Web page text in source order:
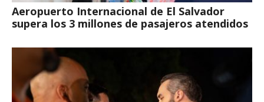
Aeropuerto Internacional de El Salvador
supera los 3 millones de pasajeros atendidos